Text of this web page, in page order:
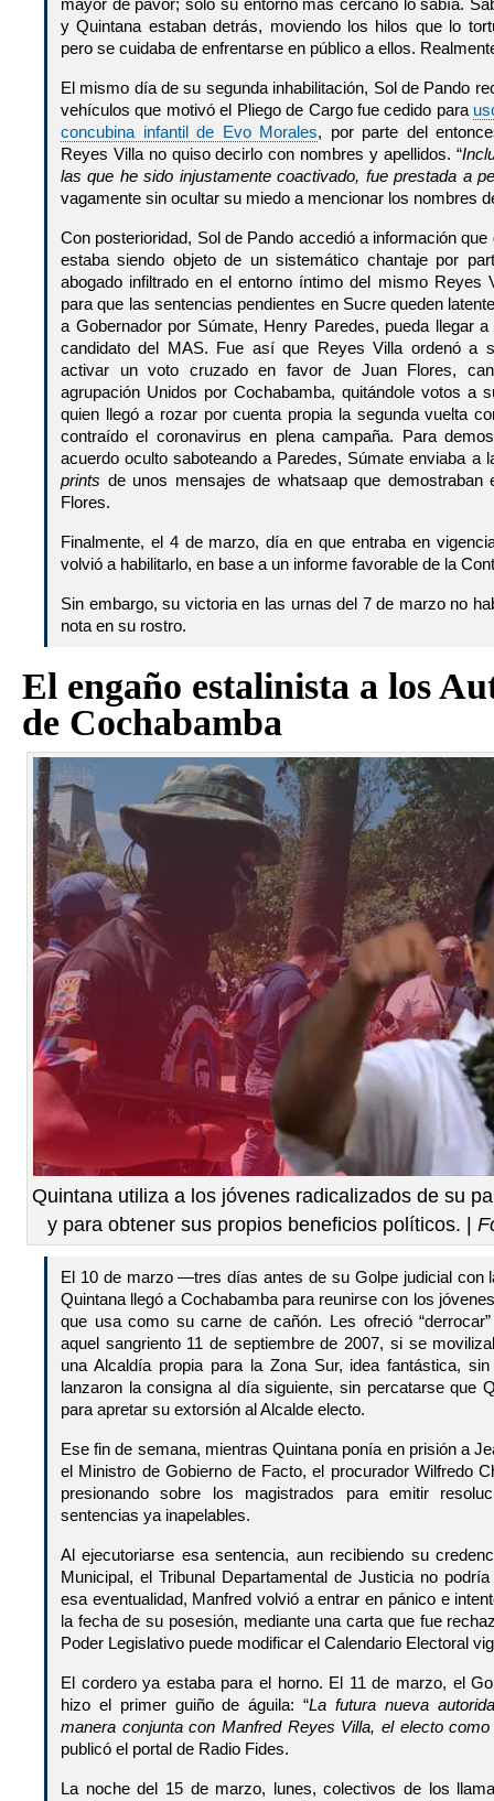
mayor de pavor; sólo su entorno más cercano lo sabía.
y Quintana estaban detrás, moviendo los hilos que lo
pero se cuidaba de enfrentarse en público a ellos.
El mismo día de su segunda inhabilitación, Sol de Pando
vehículos que motivó el Pliego de Cargo fue cedido para
concubina infantil de Evo Morales, por parte del
Reyes Villa no quiso decirlo con nombres y apellidos. “
las que he sido injustamente coactivado, fue prestada a
vagamente sin ocultar su miedo a mencionar los nombres
Con posterioridad, Sol de Pando accedió a información
estaba siendo objeto de un sistemático chantaje por
abogado infiltrado en el entorno íntimo del mismo Reyes
para que las sentencias pendientes en Sucre queden
a Gobernador por Súmate, Henry Paredes, pueda llegar
candidato del MAS. Fue así que Reyes Villa ordenó a
activar un voto cruzado en favor de Juan Flores,
agrupación Unidos por Cochabamba, quitándole votos a
quien llegó a rozar por cuenta propia la segunda vuelta
contraído el coronavirus en plena campaña. Para
acuerdo oculto saboteando a Paredes, Súmate enviaba a
prints de unos mensajes de whatsaap que
Flores.
Finalmente, el 4 de marzo, día en que entraba en
volvió a habilitarlo, en base a un informe favorable de la
Sin embargo, su victoria en las urnas del 7 de marzo no
nota en su rostro.
El engaño estalinista a los
de Cochabamba
Quintana utiliza a los jóvenes radicalizados de su
y para obtener sus propios beneficios políticos. |
El 10 de marzo —tres días antes de su Golpe judicial con
Quintana llegó a Cochabamba para reunirse con los
que usa como su carne de cañón. Les ofreció
aquel sangriento 11 de septiembre de 2007, si se
una Alcaldía propia para la Zona Sur, idea fantástica,
lanzaron la consigna al día siguiente, sin percatarse que
para apretar su extorsión al Alcalde electo.
Ese fin de semana, mientras Quintana ponía en prisión a
el Ministro de Gobierno de Facto, el procurador Wilfredo
presionando sobre los magistrados para emitir
sentencias ya inapelables.
Al ejecutoriarse esa sentencia, aun recibiendo su
Municipal, el Tribunal Departamental de Justicia no
esa eventualidad, Manfred volvió a entrar en pánico e
la fecha de su posesión, mediante una carta que fue
Poder Legislativo puede modificar el Calendario Electoral
El cordero ya estaba para el horno. El 11 de marzo, el
hizo el primer guiño de águila: “La futura nueva
manera conjunta con Manfred Reyes Villa, el electo
publicó el portal de Radio Fides.
La noche del 15 de marzo, lunes, colectivos de los